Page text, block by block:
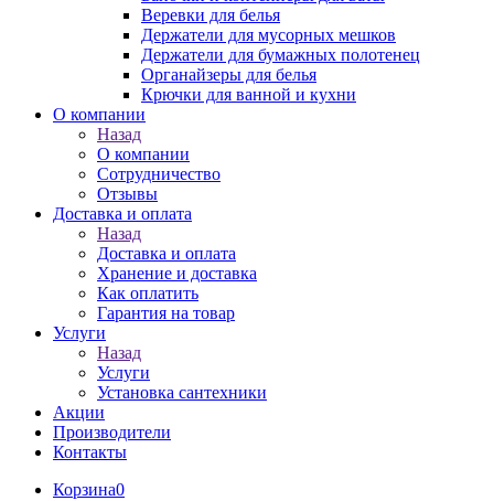
Веревки для белья
Держатели для мусорных мешков
Держатели для бумажных полотенец
Органайзеры для белья
Крючки для ванной и кухни
О компании
Назад
О компании
Сотрудничество
Отзывы
Доставка и оплата
Назад
Доставка и оплата
Хранение и доставка
Как оплатить
Гарантия на товар
Услуги
Назад
Услуги
Установка сантехники
Акции
Производители
Контакты
Корзина0